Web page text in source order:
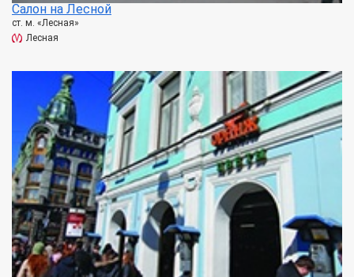
Салон на Лесной
ст. м. «Лесная»
Лесная